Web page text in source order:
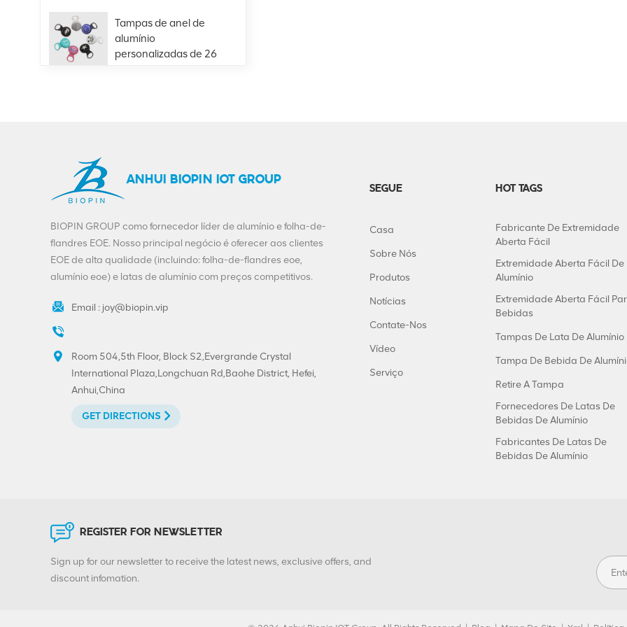
Tampas de anel de
alumínio
personalizadas de 26
direto da fábrica
Beverage Ends-200-
SOT-LOE para Juice
Beer
VIEW DETAILS
Folha de flandres de
personalizada
300#73mm na
extremidade
removível
VIEW DETAILS
Venda quente 202#
(52mm) Impressão
de plástico
ANHUI BIOPIN IOT GROUP
BIOPIN GROUP como fornecedor líder de alumínio e folha-de-
flandres EOE. Nosso principal negócio é oferecer aos clientes
EOE de alta qualidade (incluindo: folha-de-flandres eoe,
alumínio eoe) e latas de alumínio com preços competitivos.
Email : joy@biopin.vip
Room 504,5th Floor, Block S2,Evergrande Crystal
International Plaza,Longchuan Rd,Baohe District, Hefei,
Anhui,China
GET DIRECTIONS
SEGUE
Casa
Sobre Nós
Produtos
Notícias
Contate-Nos
Vídeo
Serviço
HOT TAGS
Fabricante De Extremidade
Aberta Fácil
Extremidade Aberta Fácil De
Alumínio
Extremidade Aberta Fácil
Bebidas
Tampas De Lata De Alumínio
Tampa De Bebida De
Retire A Tampa
Fornecedores De Latas De
Bebidas De Alumínio
Fabricantes De Latas De
Bebidas De Alumínio
REGISTER FOR NEWSLETTER
Sign up for our newsletter to receive the latest news, exclusive offers, and
discount infomation.